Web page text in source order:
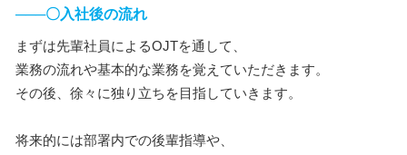
───〇入社後の流れ
まずは先輩社員によるOJTを通して、
業務の流れや基本的な業務を覚えていただきます。
その後、徐々に独り立ちを目指していきます。
将来的には部署内での後輩指導や、